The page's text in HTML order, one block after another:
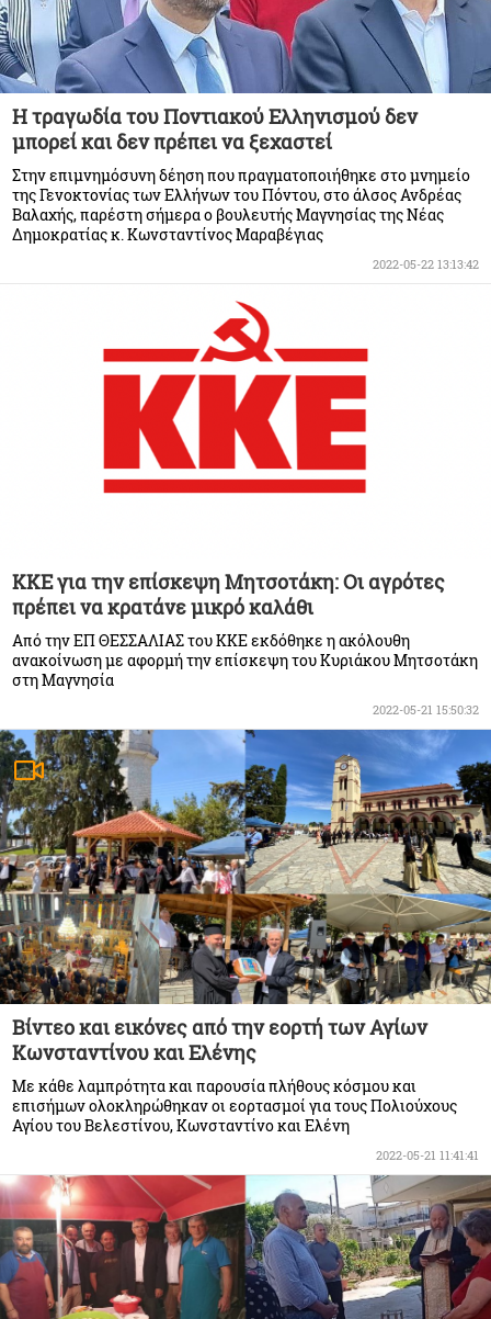
Η τραγωδία του Ποντιακού Ελληνισμού δεν
μπορεί και δεν πρέπει να ξεχαστεί
Στην επιμνημόσυνη δέηση που πραγματοποιήθηκε στο μνημείο
της Γενοκτονίας των Ελλήνων του Πόντου, στο άλσος Ανδρέας
Βαλαχής, παρέστη σήμερα ο βουλευτής Μαγνησίας της Νέας
Δημοκρατίας κ. Κωνσταντίνος Μαραβέγιας
2022-05-22 13:13:42
ΚΚΕ για την επίσκεψη Μητσοτάκη: Οι αγρότες
πρέπει να κρατάνε μικρό καλάθι
Από την ΕΠ ΘΕΣΣΑΛΙΑΣ του ΚΚΕ εκδόθηκε η ακόλουθη
ανακοίνωση με αφορμή την επίσκεψη του Κυριάκου Μητσοτάκη
στη Μαγνησία
2022-05-21 15:50:32
Βίντεο και εικόνες από την εορτή των Αγίων
Κωνσταντίνου και Ελένης
Με κάθε λαμπρότητα και παρουσία πλήθους κόσμου και
επισήμων ολοκληρώθηκαν οι εορτασμοί για τους Πολιούχους
Αγίου του Βελεστίνου, Κωνσταντίνο και Ελένη
2022-05-21 11:41:41